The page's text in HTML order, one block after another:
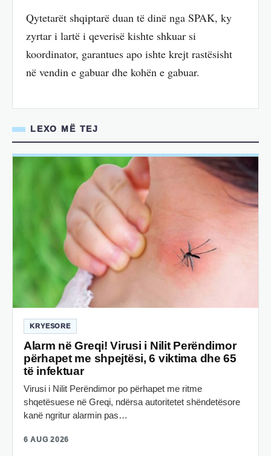
Qytetarët shqiptarë duan të dinë nga SPAK, ky
zyrtar i lartë i qeverisë kishte shkuar si
koordinator, garantues apo ishte krejt rastësisht
në vendin e gabuar dhe kohën e gabuar.
LEXO MË TEJ
KRYESORE
Alarm në Greqi! Virusi i Nilit Perëndimor
përhapet me shpejtësi, 6 viktima dhe 65
të infektuar
Virusi i Nilit Perëndimor po përhapet me ritme
shqetësuese në Greqi, ndërsa autoritetet shëndetësore
kanë ngritur alarmin pas…
6 AUG 2026